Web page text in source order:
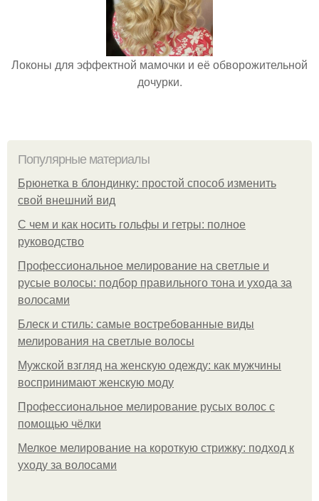
Локоны для эффектной мамочки и её обворожительной
дочурки.
Популярные материалы
Брюнетка в блондинку: простой способ изменить
свой внешний вид
С чем и как носить гольфы и гетры: полное
руководство
Профессиональное мелирование на светлые и
русые волосы: подбор правильного тона и ухода за
волосами
Блеск и стиль: самые востребованные виды
мелирования на светлые волосы
Мужской взгляд на женскую одежду: как мужчины
воспринимают женскую моду
Профессиональное мелирование русых волос с
помощью чёлки
Мелкое мелирование на короткую стрижку: подход к
уходу за волосами